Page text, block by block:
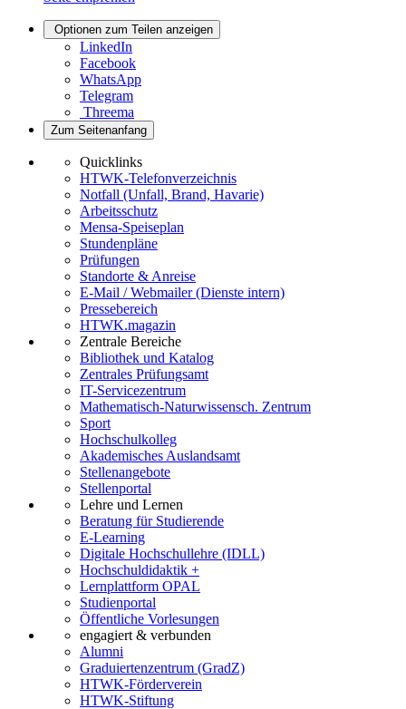
Optionen zum Teilen anzeigen
LinkedIn
Facebook
WhatsApp
Telegram
Threema
Zum Seitenanfang
Quicklinks
HTWK-Telefonverzeichnis
Notfall (Unfall, Brand, Havarie)
Arbeitsschutz
Mensa-Speiseplan
Stundenpläne
Prüfungen
Standorte & Anreise
E-Mail / Webmailer (Dienste intern)
Pressebereich
HTWK.magazin
Zentrale Bereiche
Bibliothek und Katalog
Zentrales Prüfungsamt
IT-Servicezentrum
Mathematisch-Naturwissensch. Zentrum
Sport
Hochschulkolleg
Akademisches Auslandsamt
Stellenangebote
Stellenportal
Lehre und Lernen
Beratung für Studierende
E-Learning
Digitale Hochschullehre (IDLL)
Hochschuldidaktik +
Lernplattform OPAL
Studienportal
Öffentliche Vorlesungen
engagiert & verbunden
Alumni
Graduiertenzentrum (GradZ)
HTWK-Förderverein
HTWK-Stiftung